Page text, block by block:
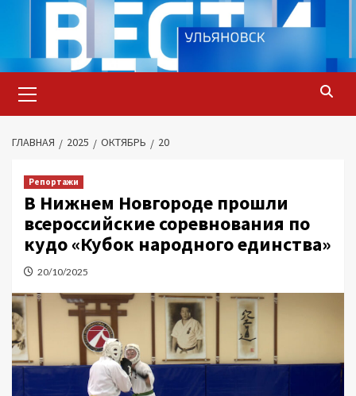
содержимому
меню
ГЛАВНАЯ 2025 ОКТЯБРЬ 20
Репортажи
В Нижнем Новгороде прошли
всероссийские соревнования по
кудо «Кубок народного единства»
20/10/2025